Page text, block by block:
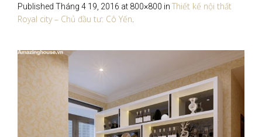
Published Tháng 4 19, 2016 at 800×800 in Thiết kế nội thất
Royal city – Chủ đầu tư: Cô Yến.